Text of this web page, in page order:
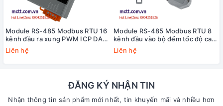
Module RS-485 Modbus RTU 16
kênh đầu ra xung PWM ICP DAS
M-7088-16-G CR
Liên hệ
Module RS-485 Modbus RTU 8
kênh đầu vào bộ đếm tốc độ cao
HSC+8 kênh đầu ra PWM ICP
DAS M-7088D-G/S CR
Liên hệ
ĐĂNG KÝ NHẬN TIN
Nhận thông tin sản phẩm mới nhất, tin khuyến mãi và nhiều hơn